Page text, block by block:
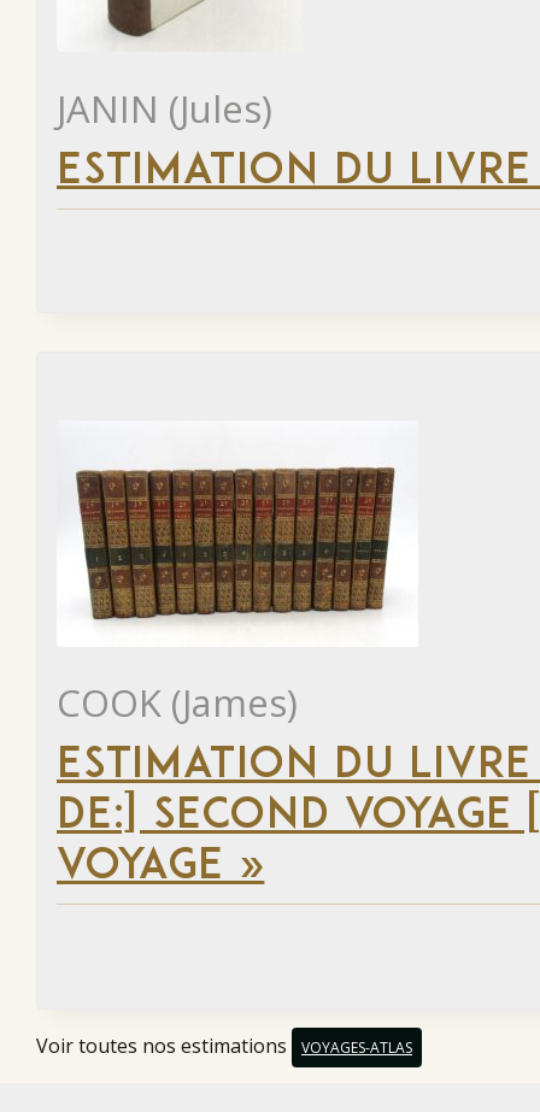
JANIN (Jules)
ESTIMATION DU
COOK (James)
ESTIMATION DU
DE:] SECOND
VOYAGE »
Voir toutes nos estimations VOYAGES-ATLAS